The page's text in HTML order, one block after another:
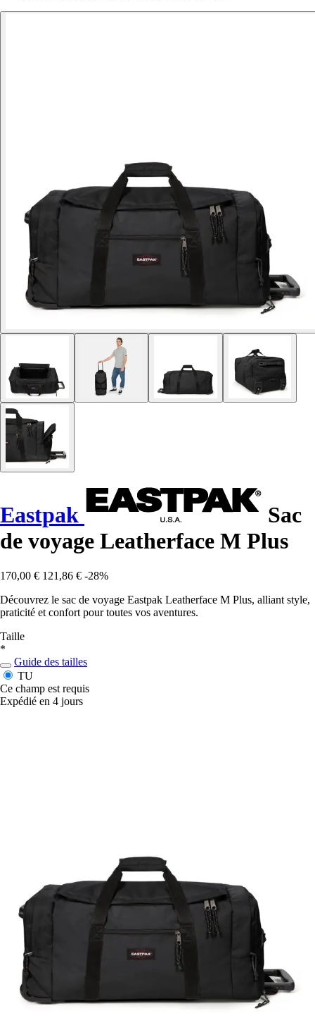
Eastpak
Sac
de voyage Leatherface M Plus
170,00 € 121,86 € -28%
Découvrez le sac de voyage Eastpak Leatherface M Plus, alliant style,
praticité et confort pour toutes vos aventures.
Taille
*
Guide des tailles
TU
Ce champ est requis
Expédié en 4 jours